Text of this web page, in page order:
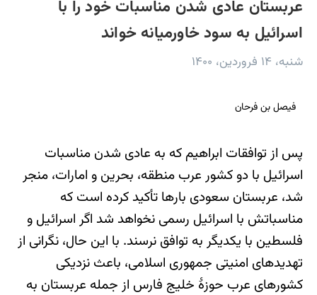
عربستان عادی شدن مناسبات خود را با
اسرائیل به سود خاورمیانه خواند
شنبه، ۱۴ فروردین، ۱۴۰۰
فیصل بن فرحان
پس از توافقات ابراهیم که به عادی شدن مناسبات
اسرائیل با دو کشور عرب منطقه، بحرین و امارات، منجر
شد، عربستان سعودی بارها تأکید کرده است که
مناسباتش با اسرائیل رسمی نخواهد شد اگر اسرائیل و
فلسطین با یکدیگر به توافق نرسند. با این حال، نگرانی از
تهدیدهای امنیتی جمهوری اسلامی، باعث نزدیکی
کشورهای عرب حوزۀ خلیج فارس از جمله عربستان به